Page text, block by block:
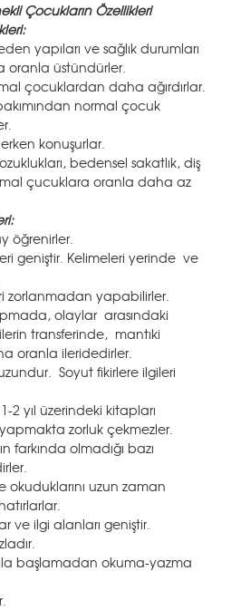
Çocukların Özellikleri
yapıları ve sağlık durumları
oranla üstündürler.
çocuklardan daha ağırdırlar.
normal çocuk
konuşurlar.
bedensel sakatlık, diş
çucuklara oranla daha az
öğrenirler.
geniştir. Kelimeleri yerinde ve
zorlanmadan yapabilirler.
olaylar arasındaki
transferinde, mantıki
oranla ileridedirler.
Soyut fikirlere ilgileri
2 yıl üzerindeki kitapları
zorluk çekmezler.
farkında olmadığı bazı
okuduklarını uzun zaman
ve ilgi alanları geniştir.
başlamadan okuma-yazma